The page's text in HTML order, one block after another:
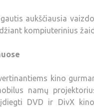
aukščiausia
kompiuterinius
kino
namų
įdiegti DVD ir DivX